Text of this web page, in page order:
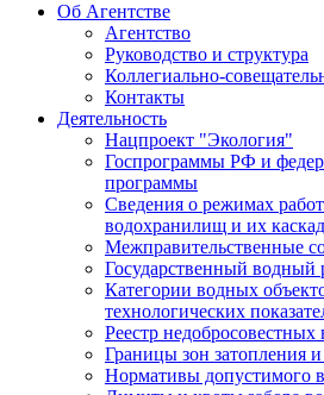
Об Агентстве
Агентство
Руководство и структура
Коллегиально-
Контакты
Деятельность
Нацпроект "Экология"
Госпрограммы РФ и
программы
Сведения о режимах
водохранилищ и их
Межправительственные
Государственный водный
Категории водных
технологических
Реестр недобросовестных
Границы зон затопления
Нормативы допустимого